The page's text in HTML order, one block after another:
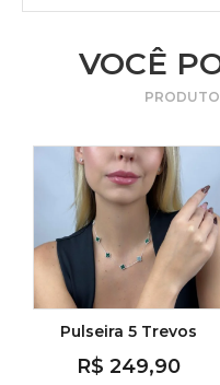
VOCÊ
Pulseira 5 Trevos
R$ 249,90